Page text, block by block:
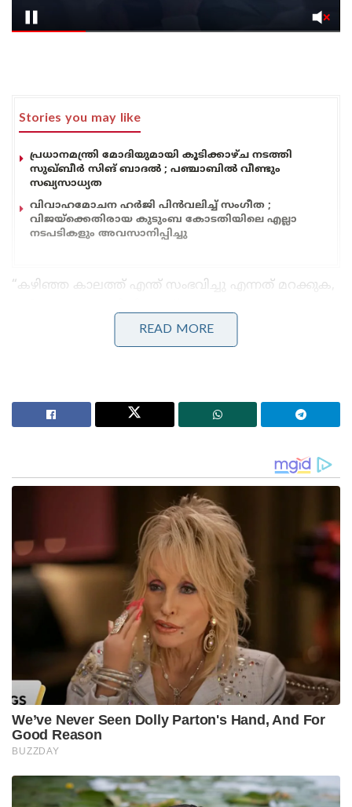
Stories you may like
പ്രധാനമന്ത്രി മോദിയുമായി കൂടിക്കാഴ്ച നടത്തി
സുഖ്ബീർ സിങ് ബാദൽ ; പഞ്ചാബിൽ വീണ്ടും
സഖ്യസാധ്യത
വിവാഹമോചന ഹർജി പിൻവലിച്ച് സംഗീത ;
വിജയ്ക്കെതിരായ കുടുംബ കോടതിയിലെ എല്ലാ
നടപടികളും അവസാനിപ്പിച്ചു
“കഴിഞ്ഞ കാലത്ത് എന്ത് സംഭവിച്ചു എന്നത് മറക്കുക,
ശ്രദ്ധകേന്ദ്രീകരിക്കുക” എന്നായിരുന്നു അടച്ചിട്ട
മുറിയിൽ നടന്ന യോഗത്തിൽ പ്രധാനമന്ത്രി
യുഎഇ, നെതർലൻഡ്‌സ്, സ്വീഡൻ, നോർവേ, ഇറ്റലി
എന്നീ അഞ്ച് രാജ്യങ്ങളിലെ ഔദ്യോഗികസന്ദർശനം
പൂർത്തിയാക്കി പ്രധാനമന്ത്രി തിരിച്ചെത്തിയതിന്
തൊട്ടുപിന്നാലെയാണ് വൈകുന്നേരം 5 മണിക്ക്
നിർണ്ണായക യോഗം വിളിച്ചുചേർത്തത്. കാബിനറ്റ്
മന്ത്രിമാർ, സ്വതന്ത്ര ചുമതലയുള്ളസഹമന്ത്രിമാർ
എന്നിവരടക്കം മുഴുവൻ മന്ത്രിമാരും യോഗത്തിൽ
പങ്കെടുത്തു.
നിലവിൽ മൂന്നാം ഊഴത്തിൽ രണ്ട് വർഷം
തികയ്ക്കാൻ പോകുന്ന സർക്കാരിന്റെ
പ്രവർത്തനവിലയിരുത്തൽ കൂടിയായിരുന്നു ഈ
യോഗം. കാബിനറ്റ് സെക്രട്ടറിയും നീതി ആയോഗും
വിവിധമന്ത്രാലയങ്ങളുടെ പ്രവർത്തന റിപ്പോർട്ടുകൾ
ഭരണപരമായ കാര്യങ്ങളിൽ വേഗത കൂട്ടണമെന്നും
READ MORE